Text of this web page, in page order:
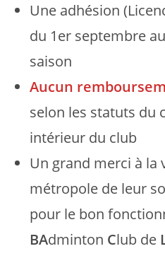
Une adhésion
du 1er septembre
saison
Aucun
selon les statuts du
intérieur du club
Un grand merci à la
métropole de leur
pour le bon
BAdminton Club de